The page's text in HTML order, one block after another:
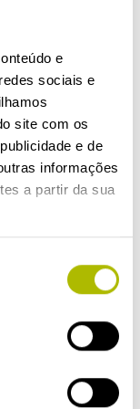
e
sociais e
site com os
e de
informações
a partir da sua
e da
boas
infusão
folhas
ferver e
5
ser depois
a seu
esta